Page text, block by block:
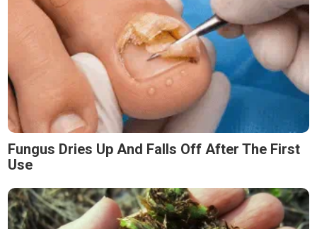
Fungus Dries Up And Falls Off After The First
Use